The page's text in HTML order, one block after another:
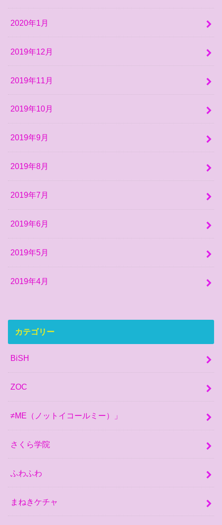
2020年1月
2019年12月
2019年11月
2019年10月
2019年9月
2019年8月
2019年7月
2019年6月
2019年5月
2019年4月
カテゴリー
BiSH
ZOC
≠ME（ノットイコールミー）」
さくら学院
ふわふわ
まねきケチャ